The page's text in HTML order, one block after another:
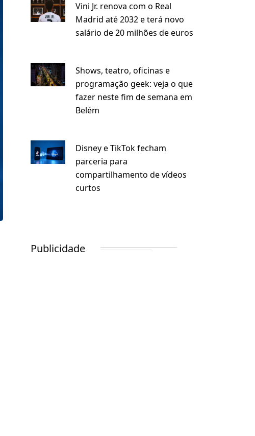
Vini Jr. renova com o Real
Madrid até 2032 e terá novo
salário de 20 milhões de euros
Shows, teatro, oficinas e
programação geek: veja o que
fazer neste fim de semana em
Belém
Disney e TikTok fecham
parceria para
compartilhamento de vídeos
curtos
Publicidade